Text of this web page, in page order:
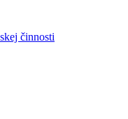
činnosti